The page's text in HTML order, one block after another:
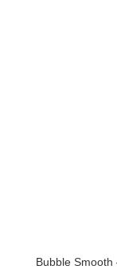
Bubble